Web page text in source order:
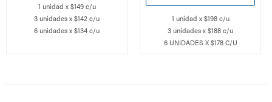
1 unidad x $149 c/u
3 unidades x $142 c/u
6 unidades x $134 c/u
1 unidad x $198 c/u
3 unidades x $188 c/u
6 UNIDADES X $178 C/U